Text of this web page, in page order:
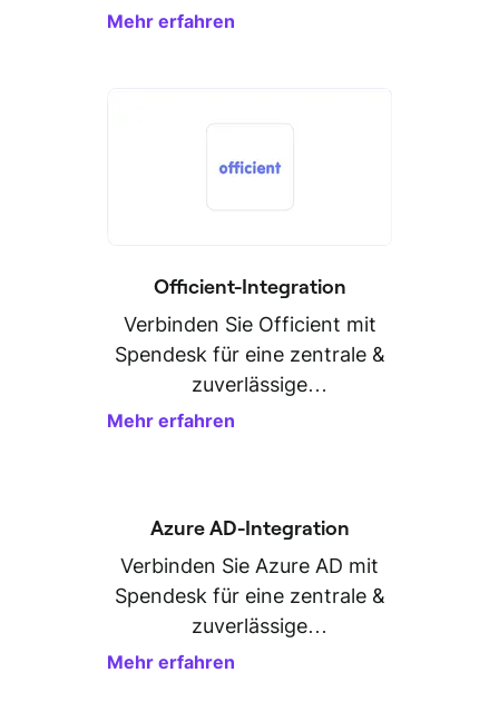
Personaldatenverwaltung.
Mehr erfahren
Officient-Integration
Verbinden Sie Officient mit
Spendesk für eine zentrale &
zuverlässige
Personaldatenverwaltung.
Mehr erfahren
Azure AD-Integration
Verbinden Sie Azure AD mit
Spendesk für eine zentrale &
zuverlässige
Personaldatenverwaltung.
Mehr erfahren